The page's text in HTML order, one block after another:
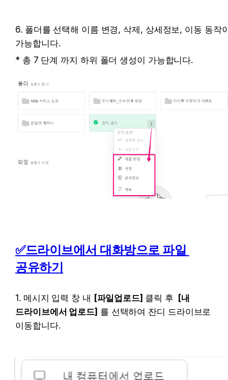
6. 폴더를 선택해 이름 변경, 삭제, 상세정보, 이동 동작
가능합니다.
* 총 7 단계 까지 하위 폴더 생성이 가능합니다.
✅드라이브에서 대화방으로 파일
공유하기
1. 메시지 입력 창 내 [파일업로드] 클릭 후
[내
드라이브에서 업로드] 를 선택하여 잔디 드라이브로
이동합니다.